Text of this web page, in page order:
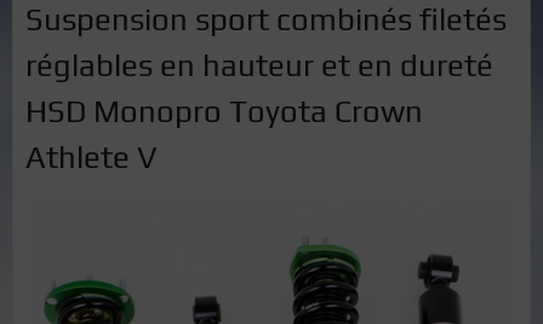
Suspension sport combinés filetés
réglables en hauteur et en dureté
HSD Monopro Toyota Crown
Athlete V